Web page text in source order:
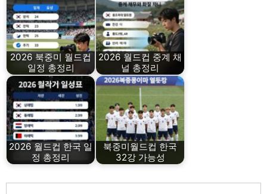
2026 북중미 월드컵
일정 총정리
2026 월드컵 중계 채
널 총정리
2026 월드컵 한국 일
정 총정리
북중미월드컵 한국
32강 가능성